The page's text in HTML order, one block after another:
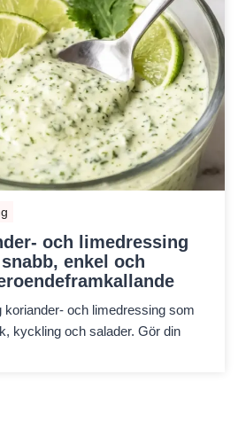
och limedressing
enkel och
koriander- och limedressing som
kyckling och salader. Gör din